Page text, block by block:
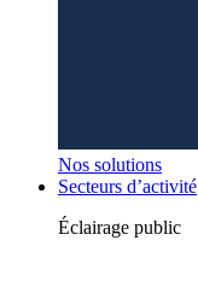
Nos solutions
Secteurs d’activité
Éclairage public